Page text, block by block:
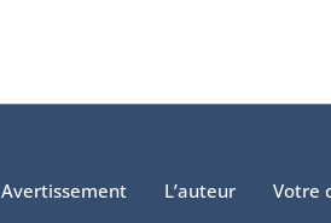
Avertissement L’auteur Votre